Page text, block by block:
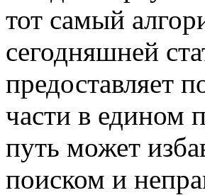
тот самый
сегодняшней
предоставляет
части в едином
путь может
поиском и